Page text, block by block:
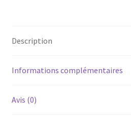
Description
Informations complémentaires
Avis (0)